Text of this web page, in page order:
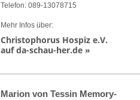
Telefon: 089-13078715
Mehr Infos über:
Christophorus Hospiz e.V.
auf da-schau-her.de »
Marion von Tessin Memory-